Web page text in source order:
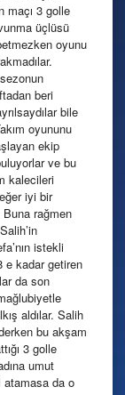
maçı 3 golle
üçlüsü
oyunu
beri
bile
oyununu
ekip
ve bu
kalecileri
iyi bir
rağmen
istekli
e kadar getiren
da son
aldılar. Salih
bu akşam
3 golle
umut
da o